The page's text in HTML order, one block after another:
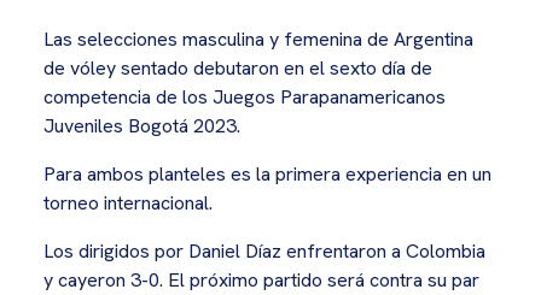
Las selecciones masculina y femenina de Argentina
de vóley sentado debutaron en el sexto día de
competencia de los Juegos Parapanamericanos
Juveniles Bogotá 2023.
Para ambos planteles es la primera experiencia en un
torneo internacional.
Los dirigidos por Daniel Díaz enfrentaron a Colombia
y cayeron 3-0. El próximo partido será contra su par